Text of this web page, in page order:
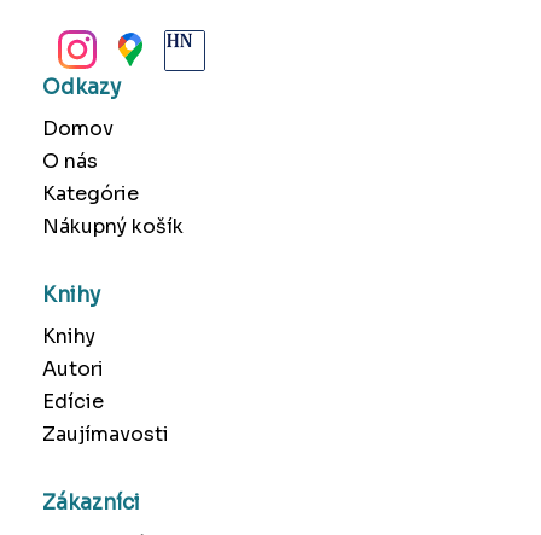
Odkazy
Domov
O nás
Kategórie
Nákupný košík
Knihy
Knihy
Autori
Edície
Zaujímavosti
Zákazníci